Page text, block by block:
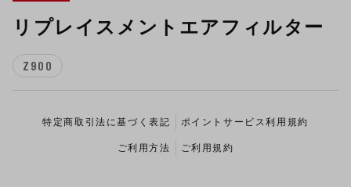
リプレイスメントエアフィルター
Z900
特定商取引法に基づく表記 ポイントサービス利用規約
ご利用方法 ご利用規約